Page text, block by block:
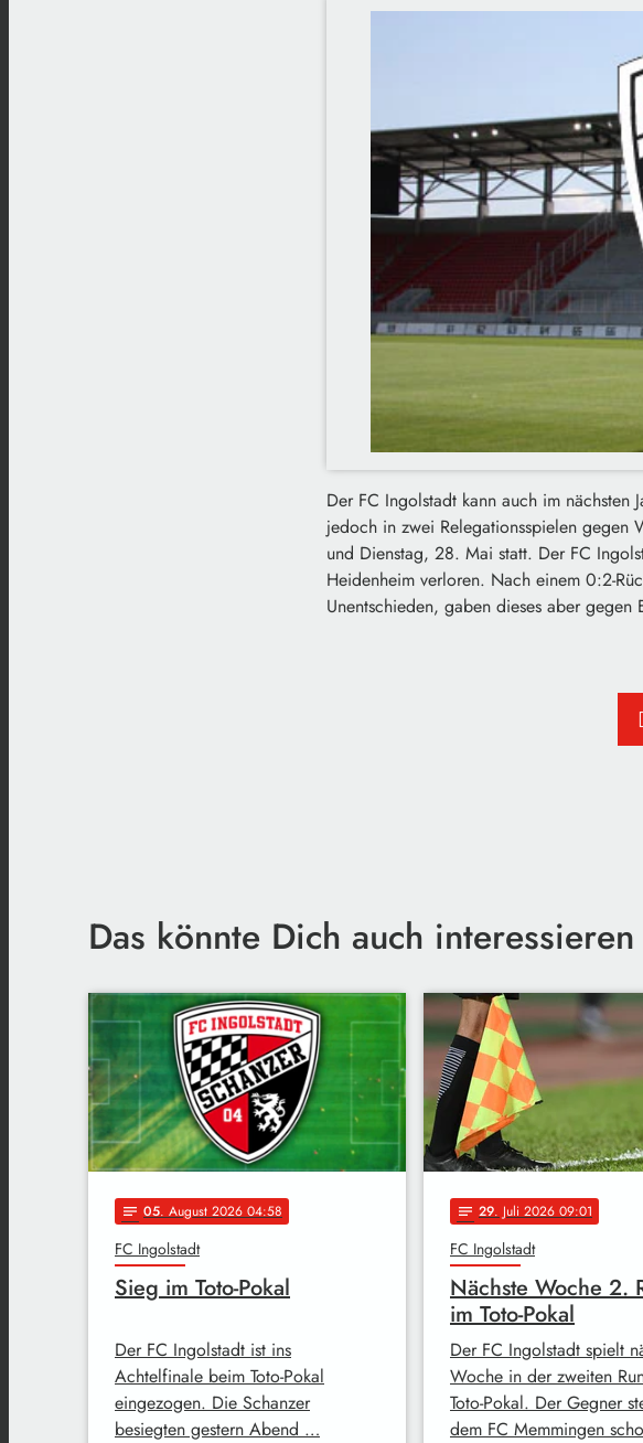
Der FC Ingolstadt kann auch im nächsten
jedoch in zwei Relegationsspielen gegen
und Dienstag, 28. Mai statt. Der FC
Heidenheim verloren. Nach einem 0:2-
Unentschieden, gaben dieses aber
Das könnte Dich auch interessieren
notes 05. August 2026 04:58
FC Ingolstadt
Sieg im Toto-Pokal
Der FC Ingolstadt ist ins
Achtelfinale beim Toto-Pokal
eingezogen. Die Schanzer
besiegten gestern Abend …
notes 29. Juli 2026 09:01
FC Ingolstadt
Nächste Woche 2.
im Toto-Pokal
Der FC Ingolstadt spielt
Woche in der zweiten
Toto-Pokal. Der Gegner
dem FC Memmingen